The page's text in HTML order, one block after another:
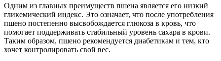
Одним из главных преимуществ пшена является его низкий
гликемический индекс. Это означает, что после употребления
пшено постепенно высвобождается глюкоза в кровь, что
помогает поддерживать стабильный уровень сахара в крови.
Таким образом, пшено рекомендуется диабетикам и тем, кто
хочет контролировать свой вес.